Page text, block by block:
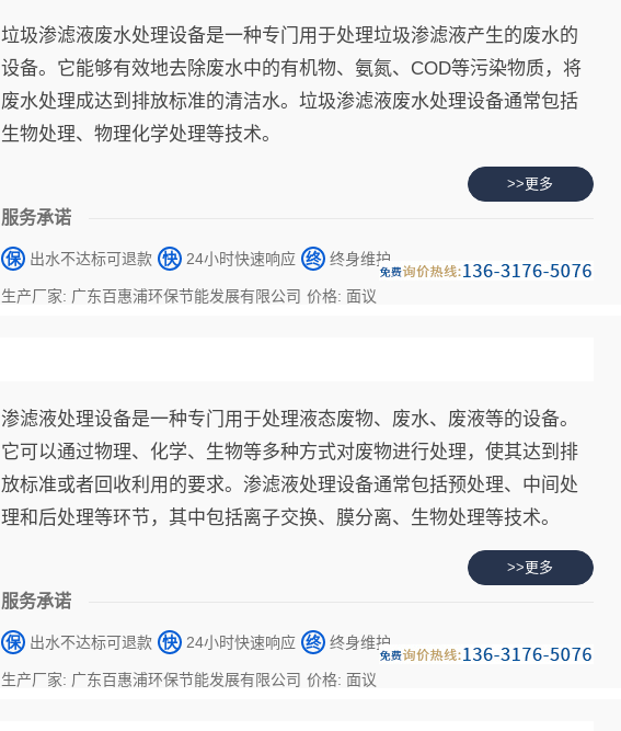
垃圾渗滤液废水处理设备是一种专门用于处理垃圾渗滤液产生的废水的
设备。它能够有效地去除废水中的有机物、氨氮、COD等污染物质，将
废水处理成达到排放标准的清洁水。垃圾渗滤液废水处理设备通常包括
生物处理、物理化学处理等技术。
>>更多
服务承诺
保 出水不达标可退款 快 24小时快速响应 终 终身维护
生产厂家: 广东百惠浦环保节能发展有限公司 价格: 面议
渗滤液处理设备是一种专门用于处理液态废物、废水、废液等的设备。
它可以通过物理、化学、生物等多种方式对废物进行处理，使其达到排
放标准或者回收利用的要求。渗滤液处理设备通常包括预处理、中间处
理和后处理等环节，其中包括离子交换、膜分离、生物处理等技术。
>>更多
服务承诺
保 出水不达标可退款 快 24小时快速响应 终 终身维护
生产厂家: 广东百惠浦环保节能发展有限公司 价格: 面议